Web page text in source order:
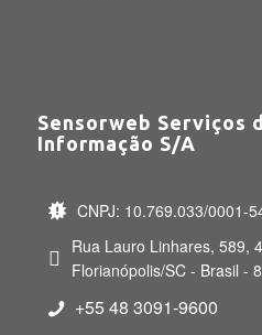
Sensorweb Serviços
Informação S/A
CNPJ: 10.769.033/0001-
Rua Lauro Linhares, 589,
Florianópolis/SC - Brasil -
+55 48 3091-9600